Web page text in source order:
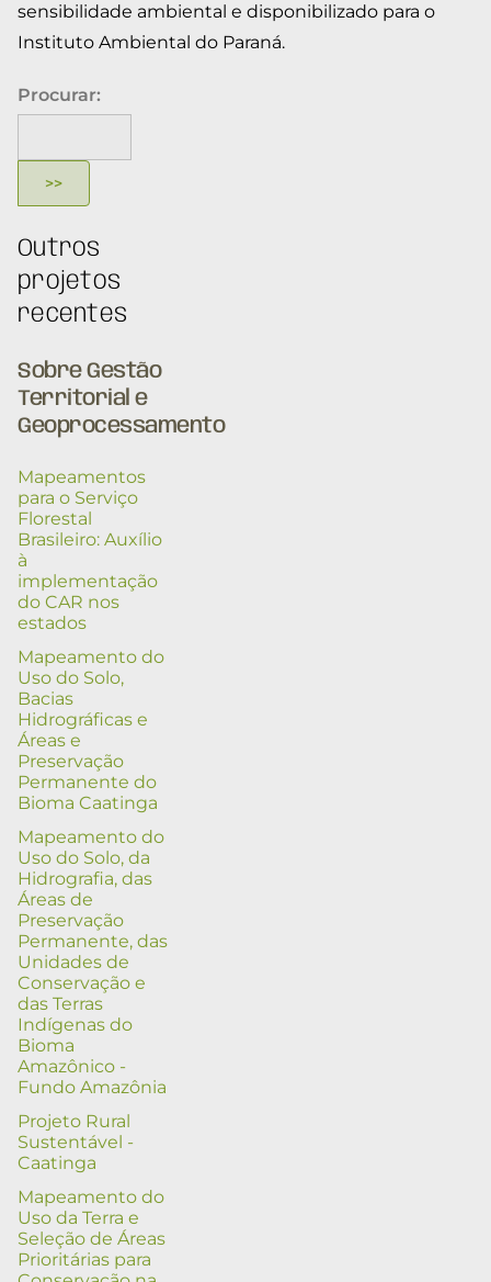
sensibilidade ambiental e disponibilizado para o
Instituto Ambiental do Paraná.
Procurar:
Outros
projetos
recentes
Sobre Gestão
Territorial e
Geoprocessamento
Mapeamentos
para o Serviço
Florestal
Brasileiro: Auxílio
à
implementação
do CAR nos
estados
Mapeamento do
Uso do Solo,
Bacias
Hidrográficas e
Áreas e
Preservação
Permanente do
Bioma Caatinga
Mapeamento do
Uso do Solo, da
Hidrografia, das
Áreas de
Preservação
Permanente, das
Unidades de
Conservação e
das Terras
Indígenas do
Bioma
Amazônico -
Fundo Amazônia
Projeto Rural
Sustentável -
Caatinga
Mapeamento do
Uso da Terra e
Seleção de Áreas
Prioritárias para